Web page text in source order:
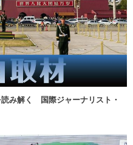
読み解く 国際ジャーナリスト・